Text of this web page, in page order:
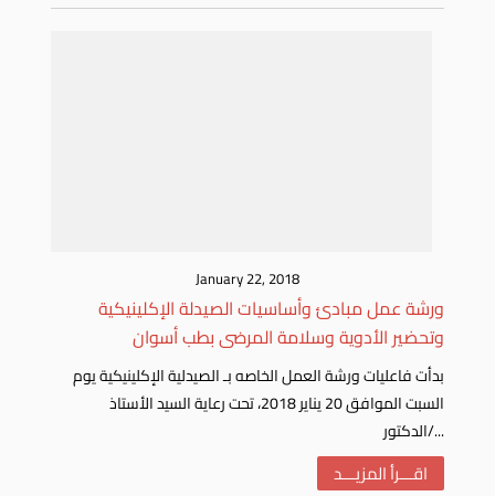
January 22, 2018
ورشة عمل مبادئ وأساسيات الصيدلة الإكلينيكية
وتحضير الأدوية وسلامة المرضى بطب أسوان
السبت الموافق 20 يناير 2018، تحت رعاية السيد الأستاذ
الدكتور/...
اقـــرأ المزيـــد